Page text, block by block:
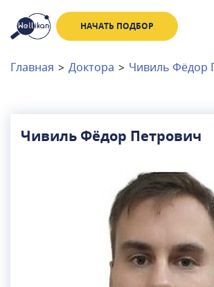
НАЧАТЬ ПОДБОР
Доктора
Клиники
Московская область
Главная > Доктора > Чивиль Фёдор
Чивиль Фёдор Петрович